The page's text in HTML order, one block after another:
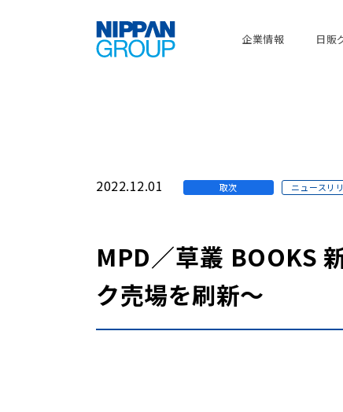
企業情報 日販
2022.12.01 取次 ニュースリ
MPD／草叢 BOOKS
ク売場を刷新～